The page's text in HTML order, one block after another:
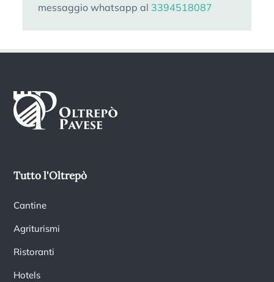
messaggio whatsapp al 3394518087
Tutto l'Oltrepò
Cantine
Agriturismi
Ristoranti
Hotels